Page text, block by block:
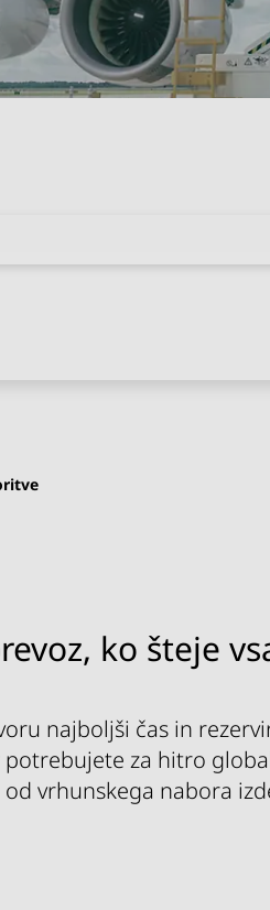
ko šteje
najboljši čas in
potrebujete za hitro
vrhunskega nabora